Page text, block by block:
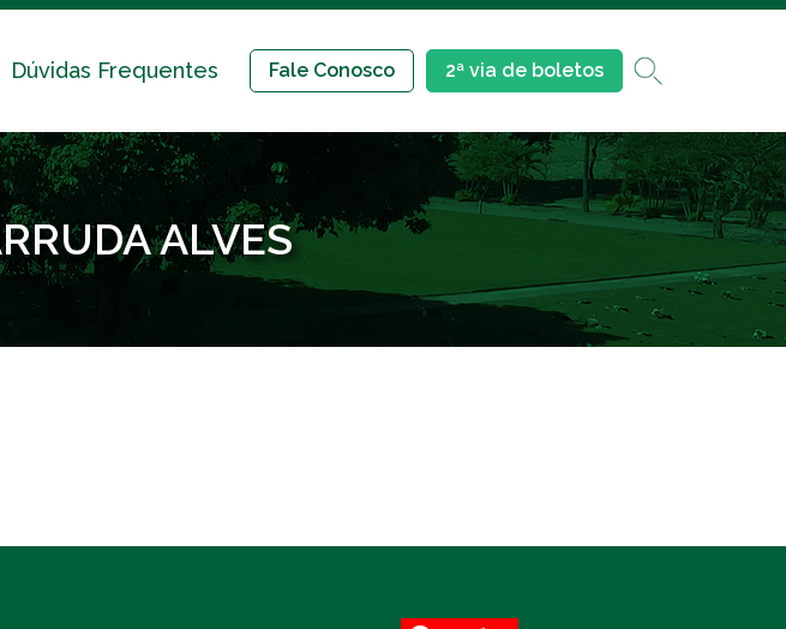
Dúvidas Frequentes Fale Conosco 2ª via de boletos
ALVES